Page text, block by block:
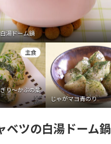
湯ドーム鍋
り～かぶの葉
主食
じゃがマヨ青のり
ベツの白湯ドーム鍋